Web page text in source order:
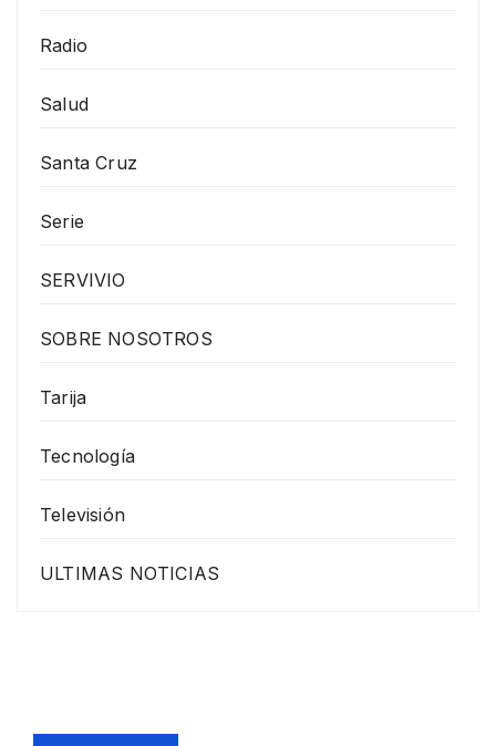
Radio
Salud
Santa Cruz
Serie
SERVIVIO
SOBRE NOSOTROS
Tarija
Tecnología
Televisión
ULTIMAS NOTICIAS